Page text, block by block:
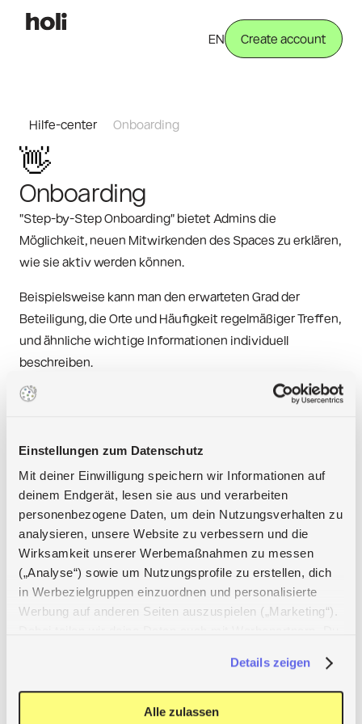
Einstellungen zum Datenschutz
Mit deiner Einwilligung speichern wir Informationen auf
deinem Endgerät, lesen sie aus und verarbeiten
personenbezogene Daten, um dein Nutzungsverhalten zu
analysieren, unsere Website zu verbessern und die
Wirksamkeit unserer Werbemaßnahmen zu messen
(„Analyse“) sowie um Nutzungsprofile zu erstellen, dich
in Werbezielgruppen einzuordnen und personalisierte
Werbung auf anderen Seiten auszuspielen („Marketing“).
Zukunft widerrufen, indem du das Banner über das
Klammer-Symbol unten links wieder aufrufst.
Weitere Informationen findest du in unseren
Details zeigen
Alle zulassen
EN Create account
Hilfe-center Onboarding
👋
Onboarding
"Step-by-Step Onboarding" bietet Admins die
Möglichkeit, neuen Mitwirkenden des Spaces zu erklären,
wie sie aktiv werden können.
Beispielsweise kann man den erwarteten Grad der
Beteiligung, die Orte und Häufigkeit regelmäßiger Treffen,
und ähnliche wichtige Informationen individuell
beschreiben.
Hilfe-center
Apps
App Store
Google Play
Open Source